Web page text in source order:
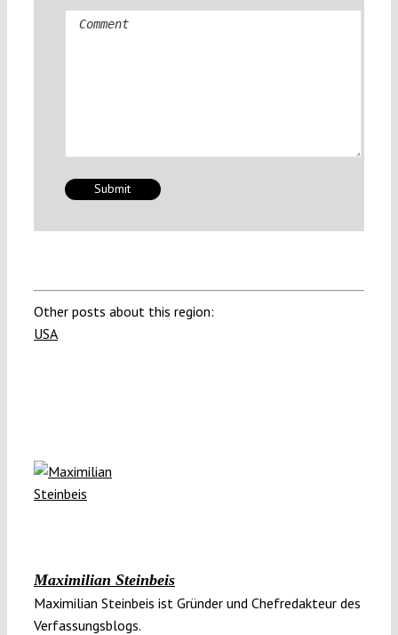
Comment
Other posts about this region:
USA
Maximilian Steinbeis
Maximilian Steinbeis ist Gründer und Chefredakteur des
Verfassungsblogs.